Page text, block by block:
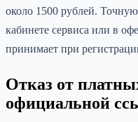
около 1500 рублей.
кабинете сервиса или в
принимает при
Отказ от
официальной